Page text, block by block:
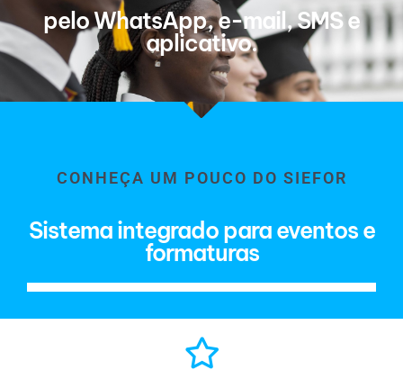
pelo WhatsApp, e-mail, SMS e
aplicativo.
CONHEÇA UM POUCO DO SIEFOR
Sistema integrado para eventos e
formaturas